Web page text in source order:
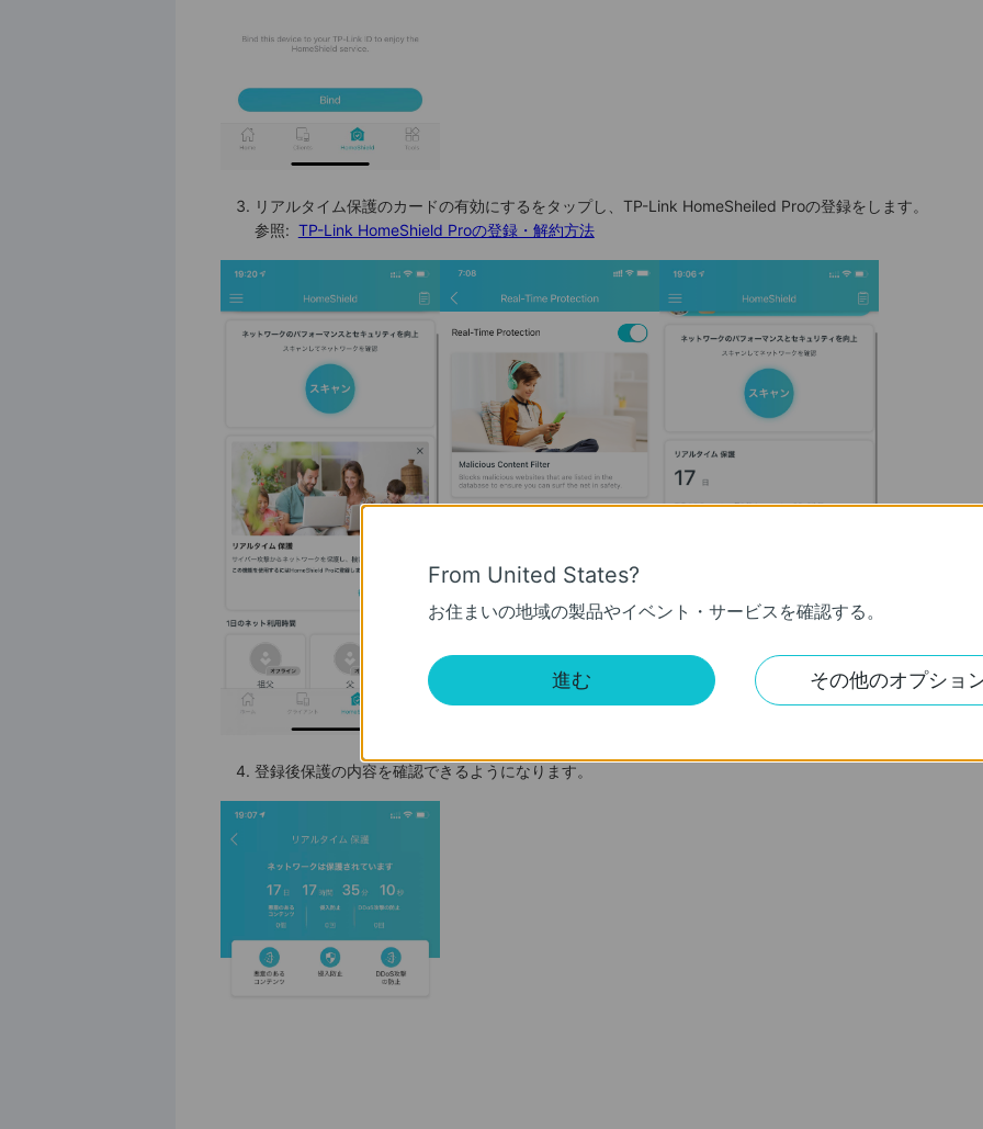
リアルタイム保護のカードの有効にするをタップし、TP-Link HomeSheiled Proの登録をします。
参照: TP-Link HomeShield Proの登録・解約方法
登録後保護の内容を確認できるようになります。
From United States?
お住まいの地域の製品やイベント・サービスを確認する。
進む その他のオプショ